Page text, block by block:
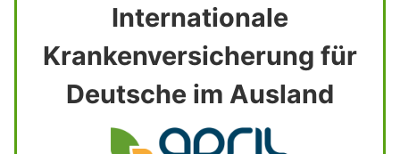
Internationale
Krankenversicherung für
Deutsche im Ausland